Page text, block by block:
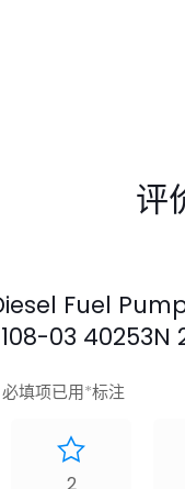
评
Fuel
03 40253N
必填项已用*标注
2